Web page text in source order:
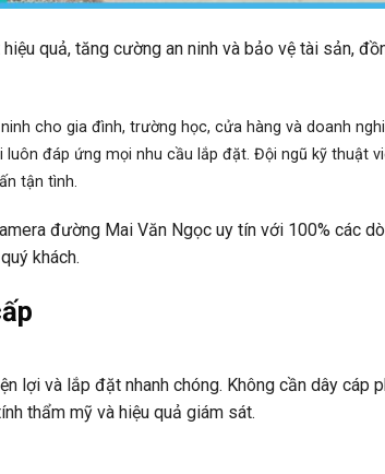
quả, tăng cường an ninh và bảo vệ tài sản,
cho gia đình, trường học, cửa hàng và doanh
đáp ứng mọi nhu cầu lắp đặt. Đội ngũ kỹ thuật
tận tình.
đường Mai Văn Ngọc uy tín với 100% các
khách.
lợi và lắp đặt nhanh chóng. Không cần dây cáp
thẩm mỹ và hiệu quả giám sát.